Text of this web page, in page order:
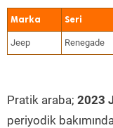
Marka Seri
Jeep Renegade
Pratik araba; 2023
periyodik